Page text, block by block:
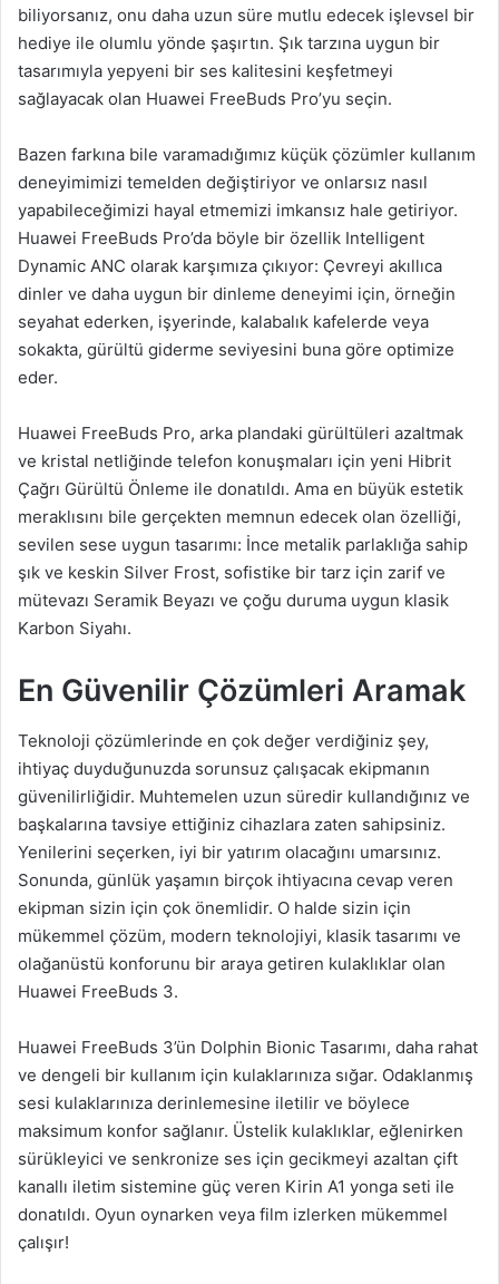
biliyorsanız, onu daha uzun süre mutlu edecek işlevsel bir
hediye ile olumlu yönde şaşırtın. Şık tarzına uygun bir
tasarımıyla yepyeni bir ses kalitesini keşfetmeyi
sağlayacak olan Huawei FreeBuds Pro’yu seçin.
Bazen farkına bile varamadığımız küçük çözümler kullanım
deneyimimizi temelden değiştiriyor ve onlarsız nasıl
yapabileceğimizi hayal etmemizi imkansız hale getiriyor.
Huawei FreeBuds Pro’da böyle bir özellik Intelligent
Dynamic ANC olarak karşımıza çıkıyor: Çevreyi akıllıca
dinler ve daha uygun bir dinleme deneyimi için, örneğin
seyahat ederken, işyerinde, kalabalık kafelerde veya
sokakta, gürültü giderme seviyesini buna göre optimize
eder.
Huawei FreeBuds Pro, arka plandaki gürültüleri azaltmak
ve kristal netliğinde telefon konuşmaları için yeni Hibrit
Çağrı Gürültü Önleme ile donatıldı. Ama en büyük estetik
meraklısını bile gerçekten memnun edecek olan özelliği,
sevilen sese uygun tasarımı: İnce metalik parlaklığa sahip
şık ve keskin Silver Frost, sofistike bir tarz için zarif ve
mütevazı Seramik Beyazı ve çoğu duruma uygun klasik
Karbon Siyahı.
En Güvenilir Çözümleri Aramak
Teknoloji çözümlerinde en çok değer verdiğiniz şey,
ihtiyaç duyduğunuzda sorunsuz çalışacak ekipmanın
güvenilirliğidir. Muhtemelen uzun süredir kullandığınız ve
başkalarına tavsiye ettiğiniz cihazlara zaten sahipsiniz.
Yenilerini seçerken, iyi bir yatırım olacağını umarsınız.
Sonunda, günlük yaşamın birçok ihtiyacına cevap veren
ekipman sizin için çok önemlidir. O halde sizin için
mükemmel çözüm, modern teknolojiyi, klasik tasarımı ve
olağanüstü konforunu bir araya getiren kulaklıklar olan
Huawei FreeBuds 3.
Huawei FreeBuds 3’ün Dolphin Bionic Tasarımı, daha rahat
ve dengeli bir kullanım için kulaklarınıza sığar. Odaklanmış
sesi kulaklarınıza derinlemesine iletilir ve böylece
maksimum konfor sağlanır. Üstelik kulaklıklar, eğlenirken
sürükleyici ve senkronize ses için gecikmeyi azaltan çift
kanallı iletim sistemine güç veren Kirin A1 yonga seti ile
donatıldı. Oyun oynarken veya film izlerken mükemmel
çalışır!